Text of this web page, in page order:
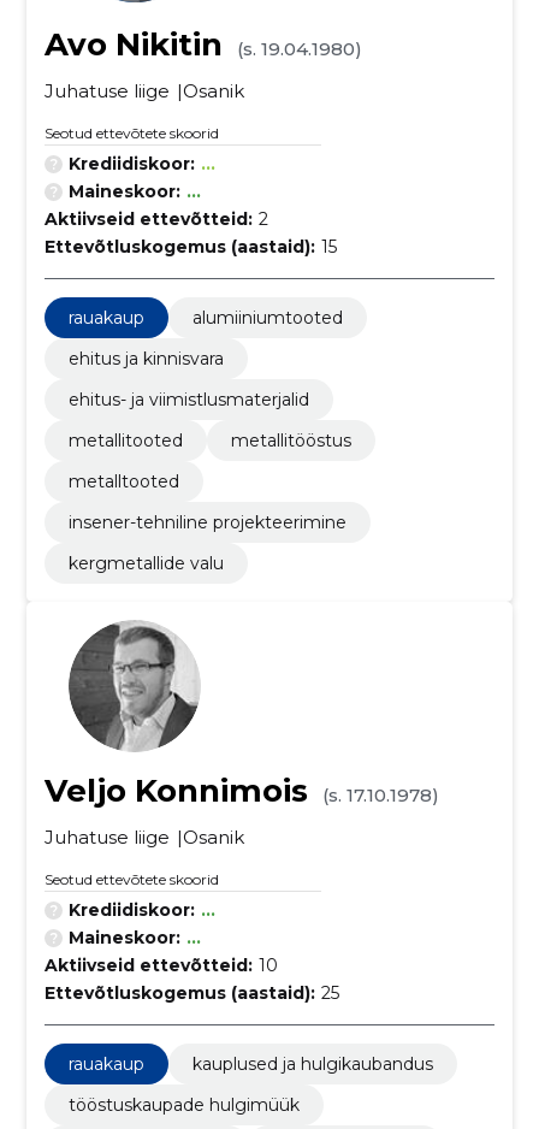
Avo Nikitin
(s. 19.04.1980)
Juhatuse liige
Osanik
Seotud ettevõtete skoorid
Krediidiskoor: ...
Maineskoor: ...
Aktiivseid ettevõtteid: 2
Ettevõtluskogemus (aastaid): 15
rauakaup
alumiiniumtooted
ehitus ja kinnisvara
ehitus- ja viimistlusmaterjalid
metallitooted
metallitööstus
metalltooted
insener-tehniline projekteerimine
kergmetallide valu
Veljo Konnimois
(s. 17.10.1978)
Juhatuse liige
Osanik
Seotud ettevõtete skoorid
Krediidiskoor: ...
Maineskoor: ...
Aktiivseid ettevõtteid: 10
Ettevõtluskogemus (aastaid): 25
rauakaup
kauplused ja hulgikaubandus
tööstuskaupade hulgimüük